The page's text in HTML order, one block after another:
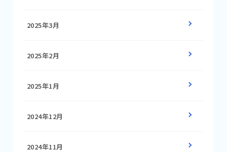
2025年3月
2025年2月
2025年1月
2024年12月
2024年11月